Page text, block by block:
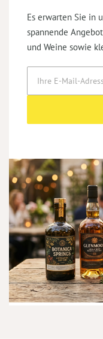
Es erwarten Sie in
spannende
und Weine sowie